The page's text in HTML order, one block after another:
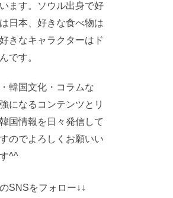
ます。ソウル出身で好
日本、好きな食べ物は
きなキャラクターはド
です。
韓国文化・コラムな
になるコンテンツとリ
国情報を日々発信して
のでよろしくお願いい
^^
SNSをフォロー↓↓